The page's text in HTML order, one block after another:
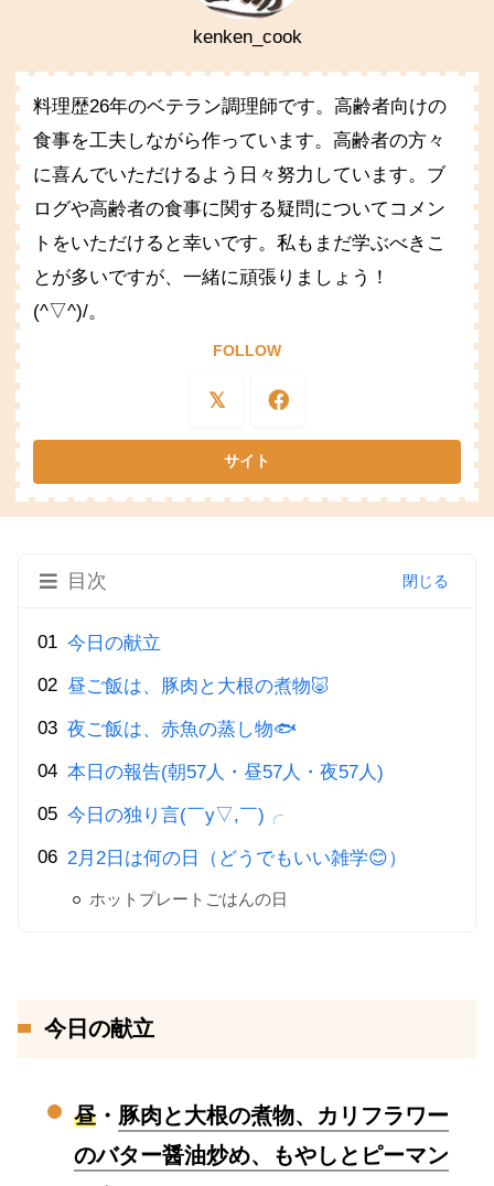
kenken_cook
料理歴26年のベテラン調理師です。高齢者向けの
食事を工夫しながら作っています。高齢者の方々
に喜んでいただけるよう日々努力しています。ブ
ログや高齢者の食事に関する疑問についてコメン
トをいただけると幸いです。私もまだ学ぶべきこ
とが多いですが、一緒に頑張りましょう！
(^▽^)/。
FOLLOW
目次
今日の献立
昼ご飯は、豚肉と大根の煮物🐷
夜ご飯は、赤魚の蒸し物🐟
本日の報告(朝57人・昼57人・夜57人)
今日の独り言(￣y▽,￣)╭
2月2日は何の日（どうでもいい雑学😊）
ホットプレートごはんの日
今日の献立
昼・ 豚肉と大根の煮物、カリフラワー
のバター醤油炒め、もやしとピーマン